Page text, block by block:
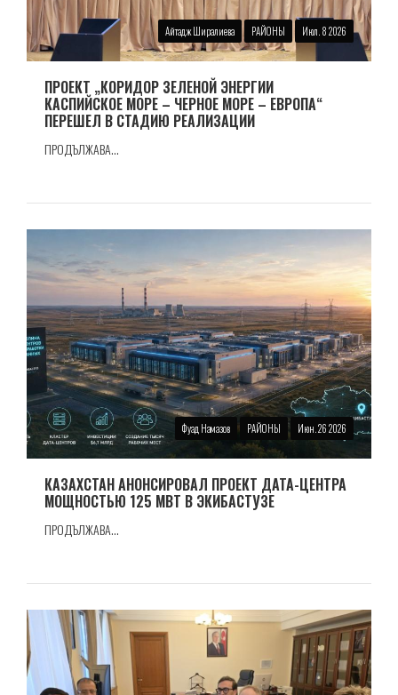
Айтадж Ширалиева РАЙОНЫ Июл. 8 2026
ПРОЕКТ „КОРИДОР ЗЕЛЕНОЙ ЭНЕРГИИ
КАСПИЙСКОЕ МОРЕ – ЧЕРНОЕ МОРЕ – ЕВРОПА“
ПЕРЕШЕЛ В СТАДИЮ РЕАЛИЗАЦИИ
ПРОДЪЛЖАВА...
Фуад Намазов РАЙОНЫ Июн. 26 2026
КАЗАХСТАН АНОНСИРОВАЛ ПРОЕКТ ДАТА-ЦЕНТРА
МОЩНОСТЬЮ 125 МВТ В ЭКИБАСТУЗЕ
ПРОДЪЛЖАВА...